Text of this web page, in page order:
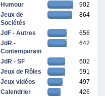
Humour
902
Jeux de
Sociétés
864
JdF - Autres
656
JdR -
Contemporain
642
JdR - SF
602
Jeux de Rôles
591
Jeux vidéos
497
Calendrier
426